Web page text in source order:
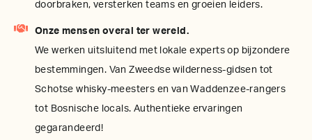
doorbraken, versterken teams en groeien leiders.
Onze mensen overal ter wereld.
We werken uitsluitend met lokale experts op bijzondere
bestemmingen. Van Zweedse wilderness-gidsen tot
Schotse whisky-meesters en van Waddenzee-rangers
tot Bosnische locals. Authentieke ervaringen
gegarandeerd!